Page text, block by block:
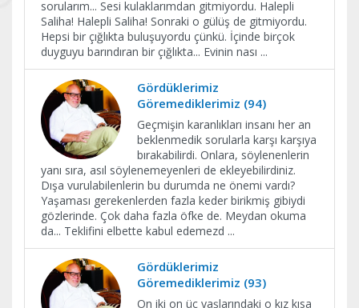
sorularım... Sesi kulaklarımdan gitmiyordu. Halepli
Saliha! Halepli Saliha! Sonraki o gülüş de gitmiyordu.
Hepsi bir çığlıkta buluşuyordu çünkü. İçinde birçok
duyguyu barındıran bir çığlıkta... Evinin nası ...
Gördüklerimiz
Göremediklerimiz (94)
Geçmişin karanlıkları insanı her an
beklenmedik sorularla karşı karşıya
bırakabilirdi. Onlara, söylenenlerin
yanı sıra, asıl söylenemeyenleri de ekleyebilirdiniz.
Dışa vurulabilenlerin bu durumda ne önemi vardı?
Yaşaması gerekenlerden fazla keder birikmiş gibiydi
gözlerinde. Çok daha fazla öfke de. Meydan okuma
da... Teklifini elbette kabul edemezd ...
Gördüklerimiz
Göremediklerimiz (93)
On iki on üç yaşlarındaki o kız kısa